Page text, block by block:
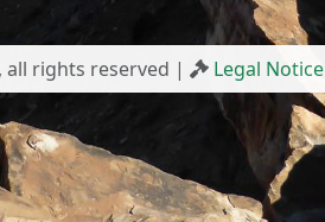
all rights reserved | Legal Notice